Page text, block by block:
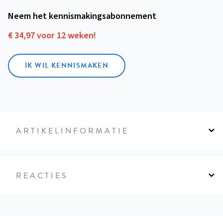
Neem het kennismakings­abonnement
€ 34,97 voor 12 weken!
IK WIL KENNISMAKEN
ARTIKELINFORMATIE
REACTIES